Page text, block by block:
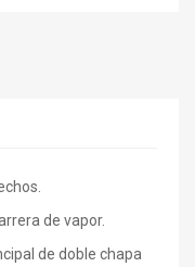
de vapor.
de doble chapa